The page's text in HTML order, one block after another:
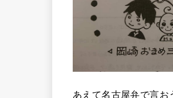
あえて名古屋弁で言お